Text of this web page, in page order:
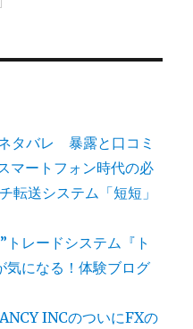
タバレ 暴露と口コミ
マートフォン時代の必
転送システム「短短」
トレードシステム『ト
気になる！体験ブログ
INCのついにFXの